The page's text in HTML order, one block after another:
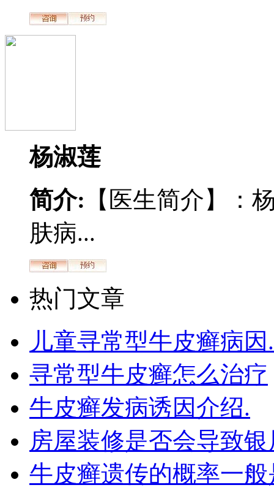
杨淑莲
简介: 【医生简介】：
肤病...
热门文章
儿童寻常型牛皮癣病因.
寻常型牛皮癣怎么治疗
牛皮癣发病诱因介绍.
房屋装修是否会导致
牛皮癣遗传的概率一